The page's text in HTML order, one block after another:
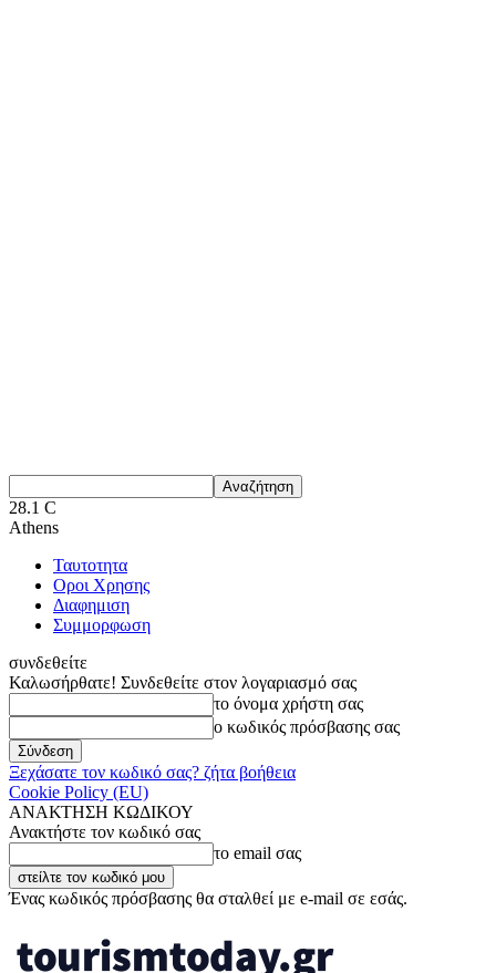
28.1 C
Athens
Ταυτοτητα
Οροι Χρησης
Διαφημιση
Συμμορφωση
συνδεθείτε
Καλωσήρθατε! Συνδεθείτε στον λογαριασμό σας
το όνομα χρήστη σας
ο κωδικός πρόσβασης σας
Ξεχάσατε τον κωδικό σας? ζήτα βοήθεια
Cookie Policy (EU)
ΑΝΑΚΤΗΣΗ ΚΩΔΙΚΟΥ
Ανακτήστε τον κωδικό σας
το email σας
Ένας κωδικός πρόσβασης θα σταλθεί με e-mail σε εσάς.